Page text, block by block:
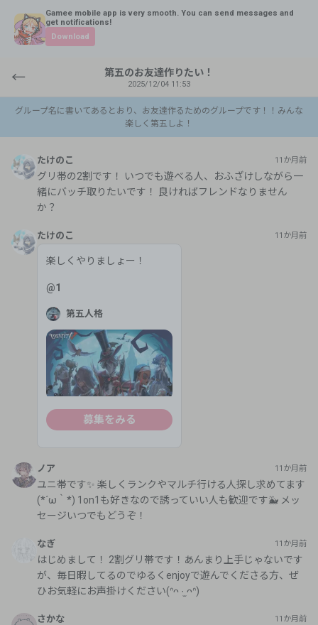
Gamee mobile app is very smooth. You can send messages and
get notifications!
Download
← 第五のお友達作りたい！
2025/12/04 11:53
グループ名に書いてあるとおり、お友達作るためのグループです！！みんな
楽しく第五しよ！
たけのこ 11か月前
グリ帯の2割です！ いつでも遊べる人、おふざけしながら一
緒にバッチ取りたいです！ 良ければフレンドなりません
か？
たけのこ 11か月前
楽しくやりましょー！
@1
第五人格
募集をみる
ノア 11か月前
ユニ帯です✨ 楽しくランクやマルチ行ける人探し求めてます
(*´ω｀*) 1on1も好きなので誘っていい人も歓迎です🐳 メッ
セージいつでもどうぞ！
なぎ 11か月前
はじめまして！ 2割グリ帯です！あんまり上手じゃないです
が、毎日暇してるのでゆるくenjoyで遊んでくださる方、ぜ
ひお気軽にお声掛けください(ᐢᴖ ·̫ ᴖᐢ)
さかな 11か月前